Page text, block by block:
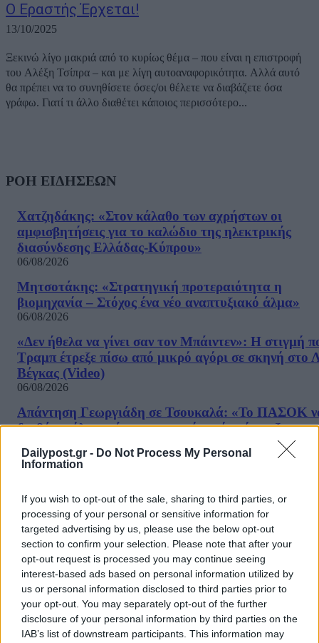
Dailypost.gr - Do Not Process My Personal
Information
If you wish to opt-out of the sale, sharing to third parties, or
processing of your personal or sensitive information for
targeted advertising by us, please use the below opt-out
section to confirm your selection. Please note that after your
opt-out request is processed you may continue seeing
interest-based ads based on personal information utilized by
us or personal information disclosed to third parties prior to
your opt-out. You may separately opt-out of the further
disclosure of your personal information by third parties on the
IAB’s list of downstream participants. This information may
Ο Εραστής Έρχεται!
13/10/2025
Ξεκινώ λίγο μακριά από το κυρίως θέμα – που είναι η επιστροφή
του Αλέξη Τσίπρα – και με λίγη αυτοαναφορικότητα. Αλλά αυτό
θα πρέπει να το συνηθίσετε όσες/οι θέλετε να διαβάζετε όσα
γράφω. Γιατί τι άλλο διαθέτει κάποιος περισσότερο...
ΡΟΗ ΕΙΔΗΣΕΩΝ
Χατζηδάκης: «Στον κάλαθο των αχρήστων οι
αμφισβητήσεις για το καλώδιο της ηλεκτρικής
διασύνδεσης Ελλάδας-Κύπρου»
06/08/2026
Μητσοτάκης: «Στρατηγική προτεραιότητα η
βιομηχανία – Στόχος ένα νέο αναπτυξιακό άλμα»
06/08/2026
«Δεν ήθελα να γίνει σαν τον Μπάιντεν»: Η στιγμή
Τραμπ έτρεξε πίσω από μικρό αγόρι σε σκηνή στο
Βέγκας (Video)
06/08/2026
Απάντηση Γεωργιάδη σε Τσουκαλά: «Το ΠΑΣΟΚ
διαβάσει όλα τα έγγραφα και όχι μόνο όσα
06/08/2026
νίκη της Βούλας Πατουλίδου
06/08/2026
Canadair 515: Το αεροσκάφος που θα επιχειρεί
νύχτα στις φωτιές στην Ελλάδα (Video)
06/08/2026
Airbnb σε πολυκατοικία: Οι 10 αλλαγές που
Πότε μπορούν οι ιδιοκτήτες να το απαγορεύσουν
06/08/2026